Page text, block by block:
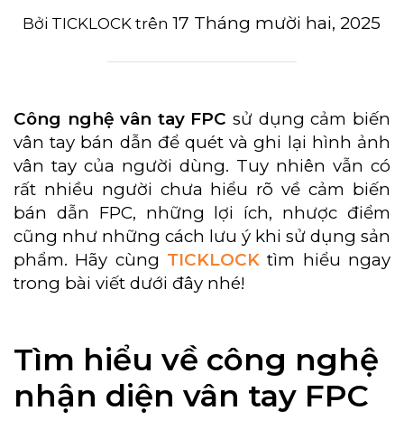
Bởi TICKLOCK trên17 Tháng mười hai, 2025
Công nghệ vân tay FPC sử dụng cảm biến
vân tay bán dẫn để quét và ghi lại hình ảnh
vân tay của người dùng. Tuy nhiên vẫn có
rất nhiều người chưa hiểu rõ về cảm biến
bán dẫn FPC, những lợi ích, nhược điểm
cũng như những cách lưu ý khi sử dụng sản
phẩm. Hãy cùng TICKLOCK tìm hiểu ngay
trong bài viết dưới đây nhé!
Tìm hiểu về công nghệ
nhận diện vân tay FPC